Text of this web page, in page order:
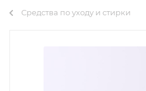
Средства по уходу и стирки